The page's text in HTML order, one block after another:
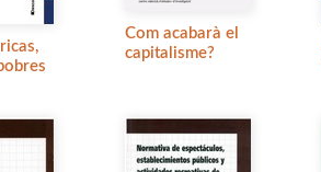
Com acabarà el
capitalisme?